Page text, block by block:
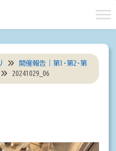
開催報告｜第1･第2･第
20241029_06